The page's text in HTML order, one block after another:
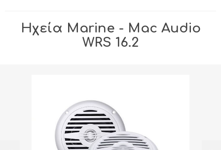
Ηχεία Marine - Mac Audio
WRS 16.2